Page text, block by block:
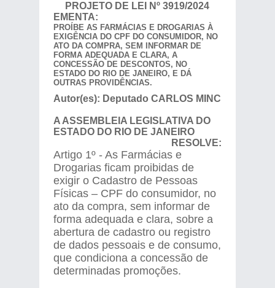
PROJETO DE LEI Nº3919/2024
EMENTA:
PROÍBE AS FARMÁCIAS E DROGARIAS À
EXIGÊNCIA DO CPF DO CONSUMIDOR, NO
ATO DA COMPRA, SEM INFORMAR DE
FORMA ADEQUADA E CLARA, A
CONCESSÃO DE DESCONTOS, NO
ESTADO DO RIO DE JANEIRO, E DÁ
OUTRAS PROVIDÊNCIAS.
Autor(es): Deputado CARLOS MINC
A ASSEMBLEIA LEGISLATIVA DO
ESTADO DO RIO DE JANEIRO
RESOLVE:
Artigo 1º - As Farmácias e
Drogarias ficam proibidas de
exigir o Cadastro de Pessoas
Físicas – CPF do consumidor, no
ato da compra, sem informar de
forma adequada e clara, sobre a
abertura de cadastro ou registro
de dados pessoais e de consumo,
que condiciona a concessão de
determinadas promoções.